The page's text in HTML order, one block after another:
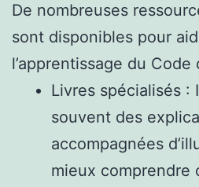
De nombreuses
sont disponibles pour
l’apprentissage du Code
Livres spécialisés :
souvent des
accompagnées
mieux comprendre